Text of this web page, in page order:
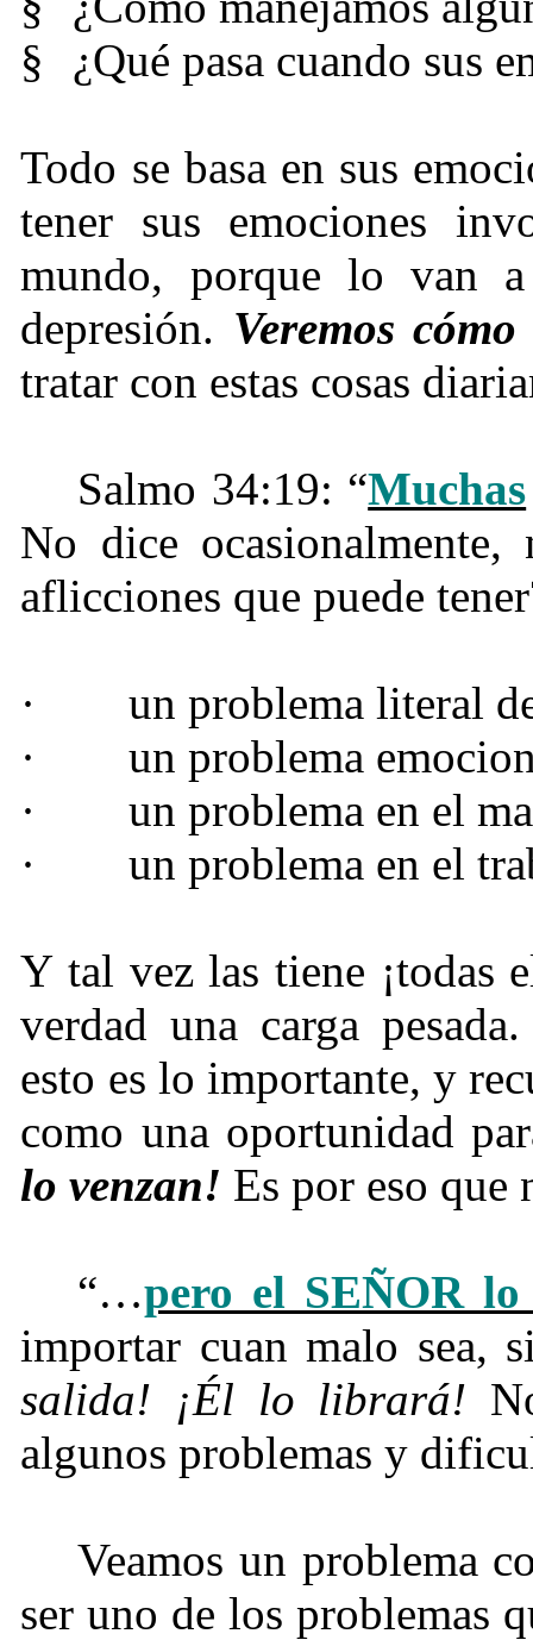
§
¿Qué pasa cuando sus
Todo se basa en sus
tener sus emociones
mundo, porque lo van
depresión. Veremos
tratar con estas cosas
Salmo 34:19: “Muchas
No dice
aflicciones que puede
·
un problema literal
·
un problema
·
un problema en el
·
un problema en el
Y tal vez las tiene ¡todas
verdad una carga
esto es lo importante, y
como una oportunidad
lo venzan! Es por eso que
“…pero el SEÑOR
importar cuan malo sea,
salida! ¡Él lo librará!
algunos problemas y
Veamos un problema
ser uno de los problemas